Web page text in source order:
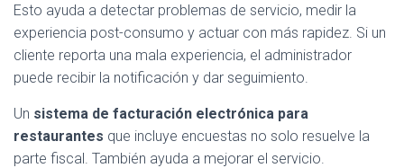
Esto ayuda a detectar problemas de servicio, medir la
experiencia post-consumo y actuar con más rapidez. Si un
cliente reporta una mala experiencia, el administrador
puede recibir la notificación y dar seguimiento.
Un sistema de facturación electrónica para
restaurantes que incluye encuestas no solo resuelve la
parte fiscal. También ayuda a mejorar el servicio.